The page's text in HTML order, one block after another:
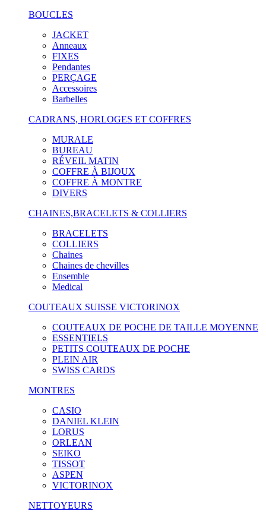
BOUCLES
JACKET
Anneaux
FIXES
Pendantes
PERÇAGE
Accessoires
Barbelles
CADRANS, HORLOGES ET COFFRES
MURALE
BUREAU
RÉVEIL MATIN
COFFRE À BIJOUX
COFFRE À MONTRE
DIVERS
CHAINES,BRACELETS & COLLIERS
BRACELETS
COLLIERS
Chaines
Chaines de chevilles
Ensemble
Medical
COUTEAUX SUISSE VICTORINOX
COUTEAUX DE POCHE DE TAILLE MOYENNE
ESSENTIELS
PETITS COUTEAUX DE POCHE
PLEIN AIR
SWISS CARDS
MONTRES
CASIO
DANIEL KLEIN
LORUS
ORLEAN
SEIKO
TISSOT
ASPEN
VICTORINOX
NETTOYEURS